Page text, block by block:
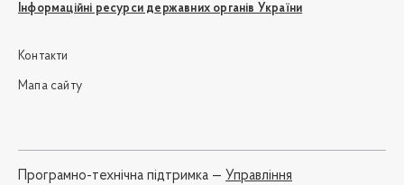
Інформаційні ресурси державних органів України
Контакти
Мапа сайту
Програмно-технічна підтримка — Управління